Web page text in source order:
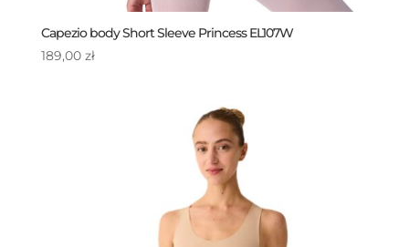
Capezio body Short Sleeve Princess EL107W
189,00 zł